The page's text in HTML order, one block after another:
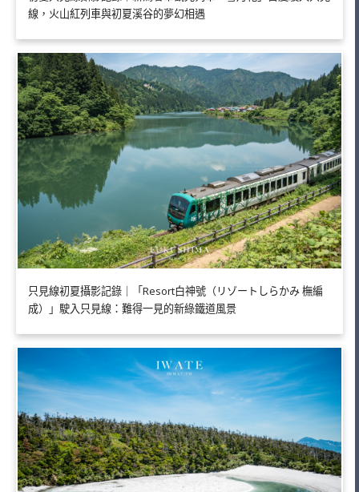
線，火山紅列車與初夏溪谷的夢幻相遇
只見線初夏攝影記錄｜「Resort白神號（リゾートしらかみ 橅編
成）」駛入只見線：難得一見的新綠鐵道風景